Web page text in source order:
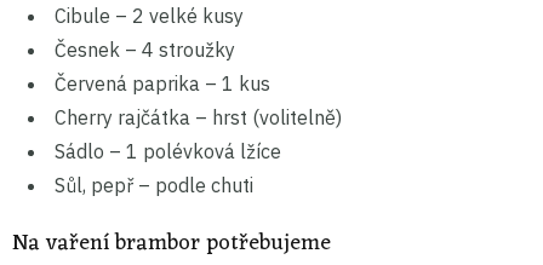
Cibule – 2 velké kusy
Česnek – 4 stroužky
Červená paprika – 1 kus
Cherry rajčátka – hrst (volitelně)
Sádlo – 1 polévková lžíce
Sůl, pepř – podle chuti
Na vaření brambor potřebujeme